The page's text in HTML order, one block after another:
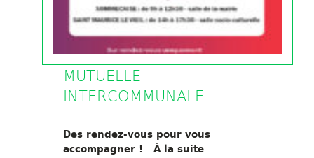
MUTUELLE
INTERCOMMUNALE
Des rendez-vous pour vous
accompagner ! À la suite